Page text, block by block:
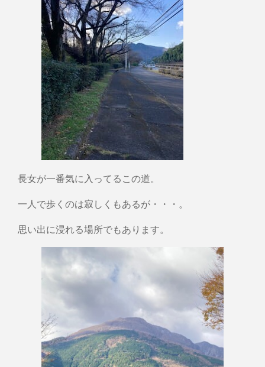
長女が一番気に入ってるこの道。
一人で歩くのは寂しくもあるが・・・。
思い出に浸れる場所でもあります。